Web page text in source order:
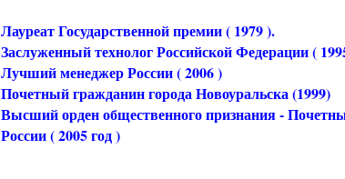
Лауреат Государственной премии ( 1979 ).
Заслуженный технолог Российской Федерации (
Лучший менеджер России ( 2006 )
Почетный гражданин города Новоуральска (1999)
Высший орден общественного признания -
России ( 2005 год )